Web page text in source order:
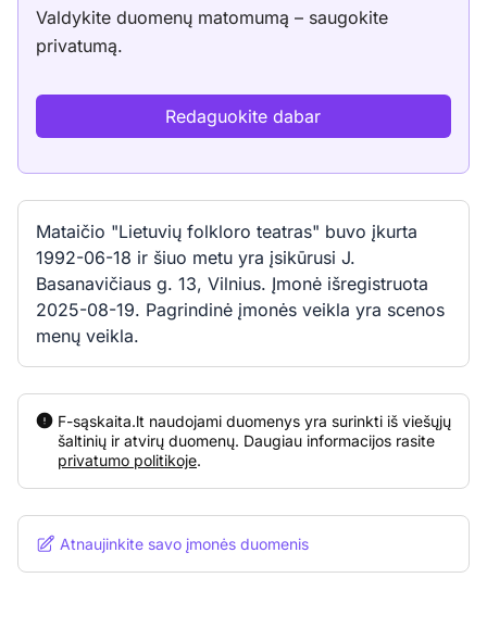
Valdykite duomenų matomumą – saugokite
privatumą.
Redaguokite dabar
Mataičio "Lietuvių folkloro teatras" buvo įkurta
1992-06-18 ir šiuo metu yra įsikūrusi J.
Basanavičiaus g. 13, Vilnius. Įmonė išregistruota
2025-08-19. Pagrindinė įmonės veikla yra scenos
menų veikla.
F-sąskaita.lt naudojami duomenys yra surinkti iš viešųjų
šaltinių ir atvirų duomenų. Daugiau informacijos rasite
privatumo politikoje.
Atnaujinkite savo įmonės duomenis